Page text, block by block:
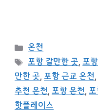
카
테
고
리
온천
태
그
포항 갈만한 곳,포
만한 곳, 포항 근교 온천,
추천 온천, 포항 온천,
핫플레이스